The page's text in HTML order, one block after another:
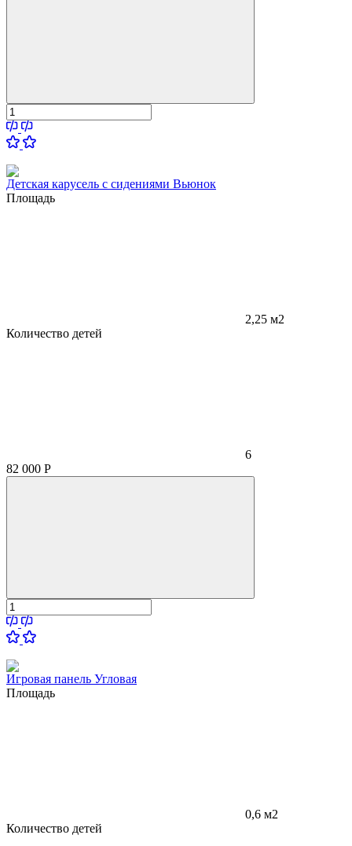
Детская карусель с сидениями Вьюнок
Площадь
2,25 м2
Количество детей
6
82 000 Р
Игровая панель Угловая
Площадь
0,6 м2
Количество детей